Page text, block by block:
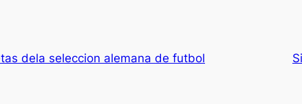
dela seleccion alemana de futbol